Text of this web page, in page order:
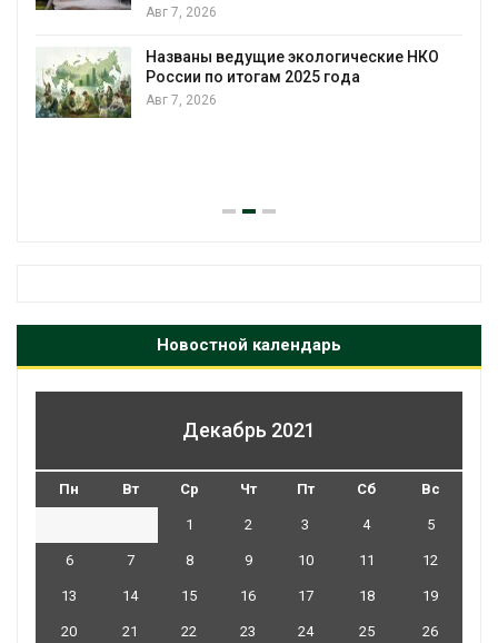
Авг 7, 2026
Названы ведущие экологические НКО
России по итогам 2025 года
Авг 7, 2026
Новостной календарь
Декабрь 2021
Пн Вт Ср Чт Пт Сб Вс
1 2 3 4 5
6 7 8 9 10 11 12
13 14 15 16 17 18 19
20 21 22 23 24 25 26